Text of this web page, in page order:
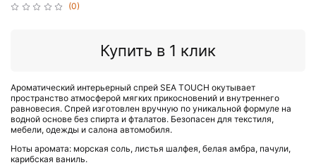
(0)
Купить в 1 клик
Ароматический интерьерный спрей SEA TOUCH окутывает
пространство атмосферой мягких прикосновений и внутреннего
равновесия. Спрей изготовлен вручную по уникальной формуле на
водной основе без спирта и фталатов. Безопасен для текстиля,
мебели, одежды и салона автомобиля.
Ноты аромата: морская соль, листья шалфея, белая амбра, пачули,
карибская ваниль.